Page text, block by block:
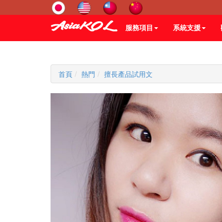
服務項目 系統支援
首頁 熱門 擅長產品試用文